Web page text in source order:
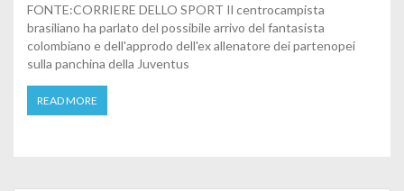
FONTE:CORRIERE DELLO SPORT Il centrocampista
brasiliano ha parlato del possibile arrivo del fantasista
colombiano e dell'approdo dell'ex allenatore dei partenopei
sulla panchina della Juventus
READ MORE